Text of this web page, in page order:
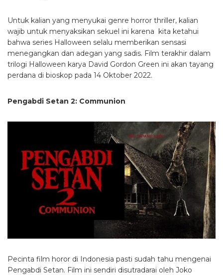
Untuk kalian yang menyukai genre horror thriller, kalian
wajib untuk menyaksikan sekuel ini karena kita ketahui
bahwa series Halloween selalu memberikan sensasi
menegangkan dan adegan yang sadis. Film terakhir dalam
trilogi Halloween karya David Gordon Green ini akan tayang
perdana di bioskop pada 14 Oktober 2022.
Pengabdi Setan 2: Communion
Pecinta film horor di Indonesia pasti sudah tahu mengenai
Pengabdi Setan. Film ini sendiri disutradarai oleh Joko